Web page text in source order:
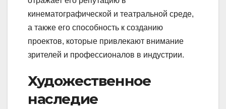
кинематографической и театральной среде,
а также его способность к созданию
проектов, которые привлекают внимание
зрителей и профессионалов в индустрии.
Художественное
наследие